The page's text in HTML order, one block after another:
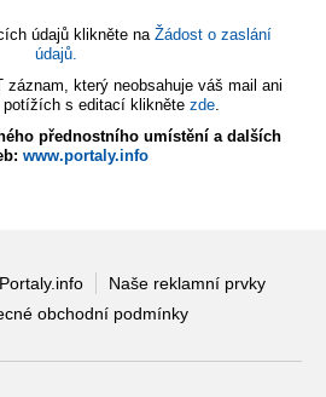
údajů klikněte na Žádost o zaslání
údajů.
záznam, který neobsahuje váš mail ani
potížích s editací klikněte zde.
přednostního umístění a dalších
www.portaly.info
Naše reklamní prvky
obchodní podmínky